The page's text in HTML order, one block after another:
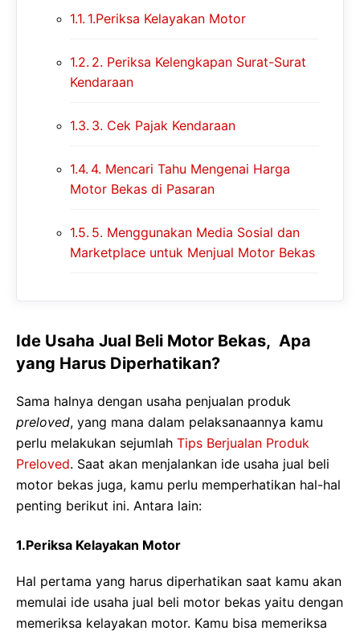
1.Periksa Kelayakan Motor
2. Periksa Kelengkapan Surat-Surat
Kendaraan
3. Cek Pajak Kendaraan
4. Mencari Tahu Mengenai Harga
Motor Bekas di Pasaran
5. Menggunakan Media Sosial dan
Marketplace untuk Menjual Motor Bekas
Ide Usaha Jual Beli Motor Bekas, Apa
yang Harus Diperhatikan?
Sama halnya dengan usaha penjualan produk
preloved, yang mana dalam pelaksanaannya kamu
perlu melakukan sejumlah Tips Berjualan Produk
Preloved. Saat akan menjalankan ide usaha jual beli
motor bekas juga, kamu perlu memperhatikan hal-hal
penting berikut ini. Antara lain:
1.Periksa Kelayakan Motor
Hal pertama yang harus diperhatikan saat kamu akan
memulai ide usaha jual beli motor bekas yaitu dengan
memeriksa kelayakan motor. Kamu bisa memeriksa